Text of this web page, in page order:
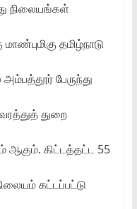
நிலையங்கள்
தமிழ்நாடு
பேருந்து
துறை
ஆகும். கிட்டத்தட்ட 55
கட்டப்பட்டு